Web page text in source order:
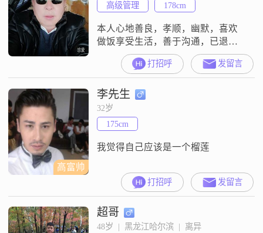
高级管理
178cm
本人心地善良，孝顺，幽默，喜欢
做饭享受生活，善于沟通，已退休
没有任何负担。欲寻找一位，己退
休，会开车，喜欢旅游，愿去南方
过冬的女士。
打招呼 发留言
高富帅
李先生
32岁
175cm
我觉得自己应该是一个榴莲
打招呼 发留言
超哥
48岁  |  黑龙江哈尔滨  |  离异